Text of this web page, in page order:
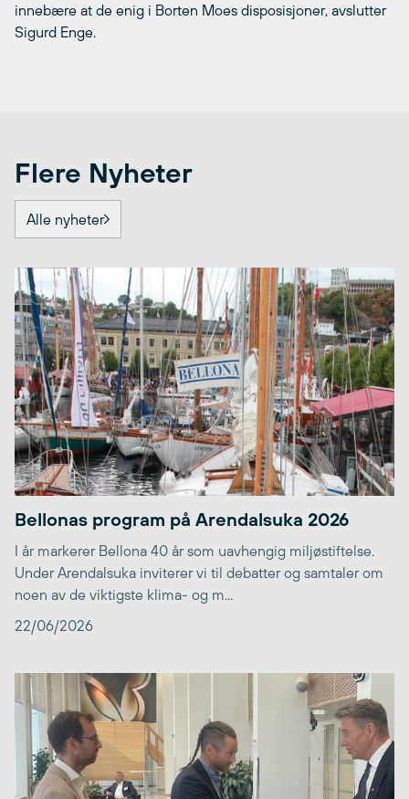
innebære at de enig i Borten Moes disposisjoner, avslutter
Sigurd Enge.
Flere Nyheter
Alle nyheter
Bellonas program på Arendalsuka 2026
I år markerer Bellona 40 år som uavhengig miljøstiftelse.
Under Arendalsuka inviterer vi til debatter og samtaler om
noen av de viktigste klima- og m...
22/06/2026